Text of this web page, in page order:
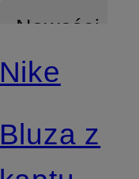
Nowości
Nike
Bluza z